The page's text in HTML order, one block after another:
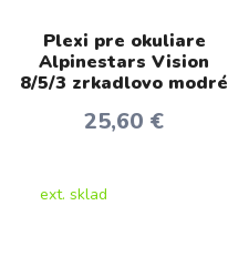
Plexi pre okuliare
Alpinestars Vision
8/5/3 zrkadlovo modré
25,60 €
ext. sklad